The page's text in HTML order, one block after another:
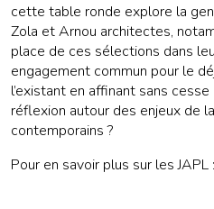
cette table ronde explore la
Zola et Arnou architectes,
place de ces sélections dans
engagement commun pour le
l’existant en affinant sans
réflexion autour des enjeux de
contemporains ?
Pour en savoir plus sur les